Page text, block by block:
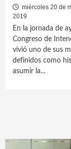
miércoles 20 de
2019
En la jornada de
Congreso de
vivió uno de sus
definidos como
asumir la...